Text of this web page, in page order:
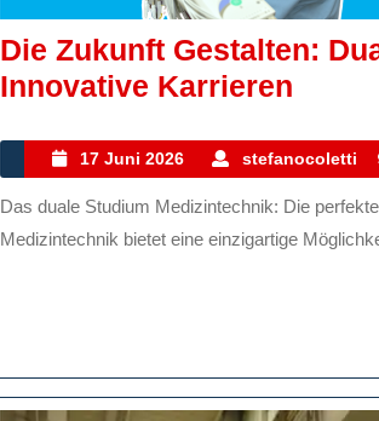
Die Zukunft Gestalten:
Innovative Karrieren
17 Juni 2026
17
Juni
2026
stefanocoletti
Das duale Studium Medizintechnik: Die perfekte Verbindung von Theorie und Praxis Das duale Studium
Medizintechnik bietet eine einzigartige